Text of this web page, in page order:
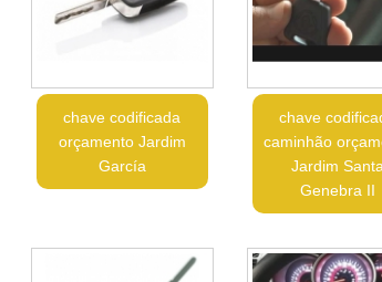
chave codificada
orçamento Jardim
García
chave
caminhão
Jardim Santa
Genebra II